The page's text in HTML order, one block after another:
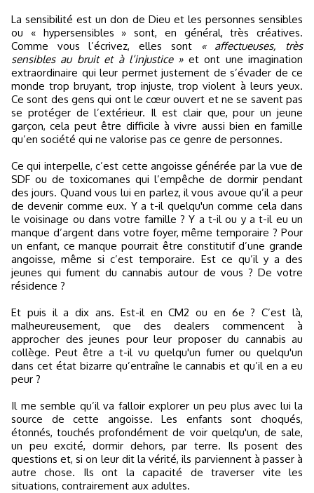
La sensibilité est un don de Dieu et les personnes sensibles
ou « hypersensibles » sont, en général, très créatives.
Comme vous l’écrivez, elles sont
« affectueuses, très
sensibles au bruit et à l’injustice »et ont une imagination
extraordinaire qui leur permet justement de s’évader de ce
monde trop bruyant, trop injuste, trop violent à leurs yeux.
Ce sont des gens qui ont le cœur ouvert et ne se savent pas
se protéger de l’extérieur. Il est clair que, pour un jeune
garçon, cela peut être difficile à vivre aussi bien en famille
qu’en société qui ne valorise pas ce genre de personnes.
Ce qui interpelle, c’est cette angoisse générée par la vue de
SDF ou de toxicomanes qui l’empêche de dormir pendant
des jours. Quand vous lui en parlez, il vous avoue qu’il a peur
de devenir comme eux. Y a t-il quelqu'un comme cela dans
le voisinage ou dans votre famille ? Y a t-il ou y a t-il eu un
manque d’argent dans votre foyer, même temporaire ? Pour
un enfant, ce manque pourrait être constitutif d’une grande
angoisse, même si c’est temporaire. Est ce qu’il y a des
jeunes qui fument du cannabis autour de vous ? De votre
résidence ?
Et puis il a dix ans. Est-il en CM2 ou en 6e ? C’est là,
malheureusement, que des dealers commencent à
approcher des jeunes pour leur proposer du cannabis au
collège. Peut être a t-il vu quelqu'un fumer ou quelqu'un
dans cet état bizarre qu’entraîne le cannabis et qu’il en a eu
peur ?
Il me semble qu’il va falloir explorer un peu plus avec lui la
source de cette angoisse. Les enfants sont choqués,
étonnés, touchés profondément de voir quelqu'un, de sale,
un peu excité, dormir dehors, par terre. Ils posent des
questions et, si on leur dit la vérité, ils parviennent à passer à
autre chose. Ils ont la capacité de traverser vite les
situations, contrairement aux adultes.